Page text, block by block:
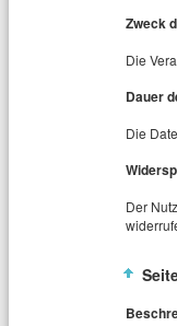
Zweck
Die
Dauer
Die
Der